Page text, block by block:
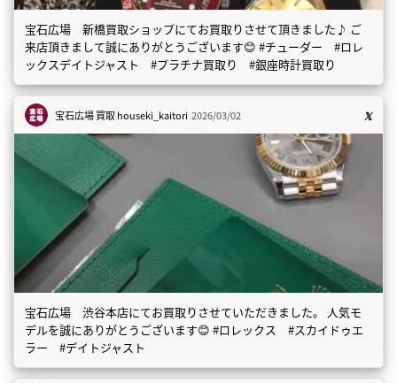
宝石広場 新橋買取ショップにてお買取りさせて頂きました♪ ご
来店頂きまして誠にありがとうございます😊 #チューダー #ロレ
ックスデイトジャスト #プラチナ買取り #銀座時計買取り
宝石広場 買取houseki_kaitori 2026/03/02
宝石広場 渋谷本店にてお買取りさせていただきました。 人気モ
デルを誠にありがとうございます😊 #ロレックス #スカイドゥエ
ラー #デイトジャスト